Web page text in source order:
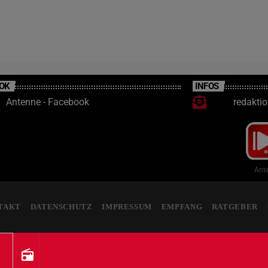
radio
Antenne - Facebook
INFOS
DATENSCHUTZ IMPRESSUM EMPFANG RATGEBER